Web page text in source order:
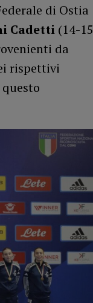
di Ostia
Cadetti(14-15
da
rispettivi